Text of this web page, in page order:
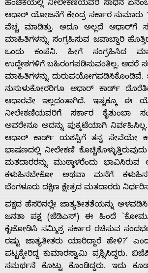
ಹಂಚಿಕೆಯಲ್ಲಿ ನೀಲೇಕಣಿಯವರ ಸಾಧನೆ
ಆಧಾರ್ ಯೋಜನೆಗೆ ಕೇಂದ್ರ ಸರ್ಕಾರ ಸುಮಾರು
ವೆಚ್ಚ ಮಾಡಿತ್ತು. ಅದೂ ಅಲ್ಲದೆ ಆಧಾರ್‌ಗೆ
ಮಾಹಿತಿಗಳನ್ನು ಸಂಗ್ರಹಿಸುವ ಜವಾಬ್ದಾರಿ
ಒಂದು ಕಂಪೆನಿ. ಹೀಗೆ ಸಂಗ್ರಹಿಸಿದ
ಉದ್ದೇಶಗಳಿಗೆ ಬಹಿರಂಗಪಡಿಸುವಂತಿಲ್ಲ. ಆದರೆ
ಮಾಹಿತಿಗಳನ್ನು ದುರುಪಯೋಗಪಡಿಸಿಕೊಂಡಿವೆ.
ನುಸುಳುಕೋರರಿಗೂ ಆಧಾರ್ ಕಾರ್ಡ್
ಆಧಾರವೇ ಇಲ್ಲದಂತಾಗಿದೆ. ಇಷ್ಟಕ್ಕೂ ಈ
ನೀಲೇಕಣಿಯವರಿಗೆ ಸರ್ಕಾರ ಕೈತುಂಬಾ
ಅವರೇನೂ ಅದನ್ನು ಪುಕ್ಕಟೆಯಾಗಿ
ಆಧಾರ್ ಕಾರ್ಡ್ ಯಶಸ್ವಿಗೆ ತನ್ನ ಸೇವೆಯೇ
ಭಾಷಣದಲ್ಲಿ ನೀಲೇಕಣಿ
ಮತದಾರರನ್ನು ಮುಠ್ಠಾಳರೆಂದು
ಕಳುಹಿಸಬೇಕೋ ಅಥವಾ ಮನೆಗೆ
ಬೆಂಗಳೂರು ದಕ್ಷಿಣ ಕ್ಷೇತ್ರದ ಮತದಾರರು
ಪಕ್ಷದ ಹೆಸರಿನಲ್ಲೇ ಜಾತ್ಯತೀತತೆಯನ್ನು
ಜನತಾ ಪಕ್ಷ (ಜೆಡಿಎಸ್) ಈ ಹಿಂದೆ
ಕೈಜೋಡಿಸಿ ಸಮ್ಮಿಶ್ರ ಸರ್ಕಾರ ರಚಿಸುವ
ರಷ್ಟು ಜಾತ್ಯತೀತರು ಯಾರಿದ್ದಾರೆ ಹೇಳಿ?’
ಪಟ್ಟಕ್ಕೇರಿದ್ದ ಕುಮಾರಸ್ವಾಮಿ ಪ್ರಶ್ನಿಸಿದ್ದರು.
ಸಮರ್ಥನೆ ಕೊಟ್ಟು ಕೊಂಡಿದ್ದರು. ಇದು